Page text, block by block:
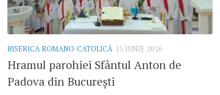
BISERICA ROMANO-CATOLICĂ 15 IUNIE 2026
Hramul parohiei Sfântul Anton de
Padova din București